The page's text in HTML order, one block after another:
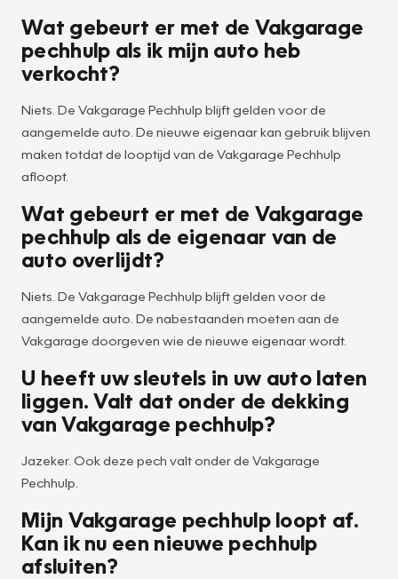
Wat gebeurt er met de Vakgarage
pechhulp als ik mijn auto heb
verkocht?
Niets. De Vakgarage Pechhulp blijft gelden voor de
aangemelde auto. De nieuwe eigenaar kan gebruik blijven
maken totdat de looptijd van de Vakgarage Pechhulp
afloopt.
Wat gebeurt er met de Vakgarage
pechhulp als de eigenaar van de
auto overlijdt?
Niets. De Vakgarage Pechhulp blijft gelden voor de
aangemelde auto. De nabestaanden moeten aan de
Vakgarage doorgeven wie de nieuwe eigenaar wordt.
U heeft uw sleutels in uw auto laten
liggen. Valt dat onder de dekking
van Vakgarage pechhulp?
Jazeker. Ook deze pech valt onder de Vakgarage
Pechhulp.
Mijn Vakgarage pechhulp loopt af.
Kan ik nu een nieuwe pechhulp
afsluiten?